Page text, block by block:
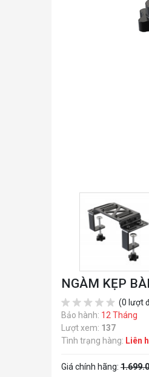
NGÀM KẸP
(0 lượt
Bảo hành: 12 Tháng
Lượt xem: 137
Tình trạng hàng: Liên
Giá chính hãng: